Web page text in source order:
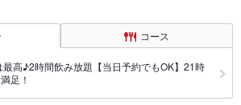
コース
最高♪2時間飲み放題【当日予約でもOK】21時
足！